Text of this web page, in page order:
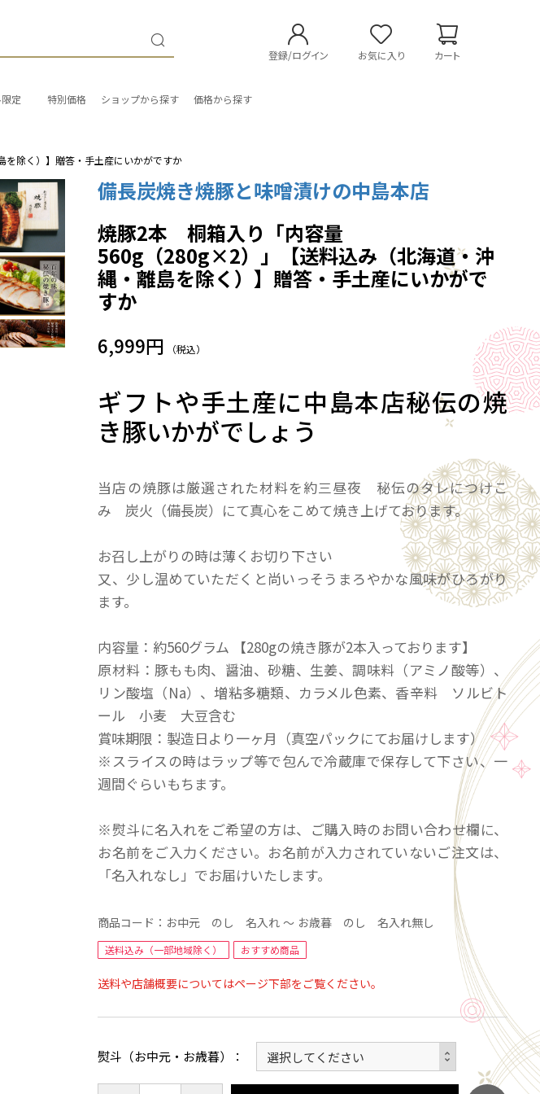
登録/ログイン お気に入り カート
定 特別価格 ショップから探す 価格から探す
除く）】贈答・手土産にいかがですか
備長炭焼き焼豚と味噌漬けの中島本店
焼豚2本 桐箱入り「内容量
560g（280g×2）」【送料込み（北海道・沖
縄・離島を除く）】贈答・手土産にいかがで
すか
6,999円 （税込）
ギフトや手土産に中島本店秘伝の焼
き豚いかがでしょう
当店の焼豚は厳選された材料を約三昼夜 秘伝のタレにつけこ
み 炭火（備長炭）にて真心をこめて焼き上げております。
お召し上がりの時は薄くお切り下さい
又、少し温めていただくと尚いっそうまろやかな風味がひろがり
ます。
内容量：約560グラム 【280gの焼き豚が2本入っております】
原材料：豚もも肉、醤油、砂糖、生姜、調味料（アミノ酸等）、
リン酸塩（Na）、増粘多糖類、カラメル色素、香辛料 ソルビト
ール 小麦 大豆含む
賞味期限：製造日より一ヶ月（真空パックにてお届けします）
※スライスの時はラップ等で包んで冷蔵庫で保存して下さい、一
週間ぐらいもちます。
※熨斗に名入れをご希望の方は、ご購入時のお問い合わせ欄に、
お名前をご入力ください。お名前が入力されていないご注文は、
「名入れなし」でお届けいたします。
商品コード： お中元 のし 名入れ ～ お歳暮 のし 名入れ無し
送料込み（一部地域除く） おすすめ商品
送料や店舗概要についてはページ下部をご覧ください。
熨斗（お中元・お歳暮）